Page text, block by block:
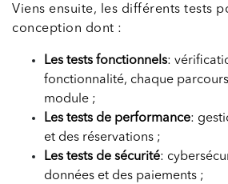
Viens ensuite, les différents tests
conception dont :
Les tests fonctionnels:
fonctionnalité, chaque
module ;
Les tests de performance:
et des réservations ;
Les tests de sécurité:
données et des paiements ;